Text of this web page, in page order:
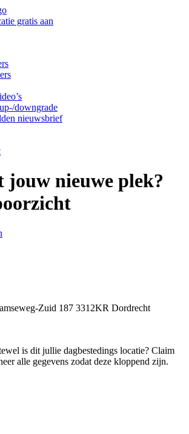
gratis aan
downgrade
nieuwsbrief
nieuwe plek?
Zuid 187 3312KR Dordrecht
is dit jullie dagbestedings locatie? Claim
alle gegevens zodat deze kloppend zijn.